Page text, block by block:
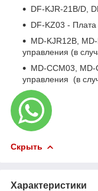
DF-KJR-21B/D,
DF-KZ03 -
MD-KJR12B,
управления (в
MD-CCM03, MD-
управления (в
Скрыть
Характеристики